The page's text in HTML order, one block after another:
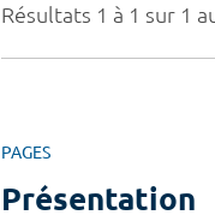
Résultats 1 à 1 sur 1
PAGES
Présentation